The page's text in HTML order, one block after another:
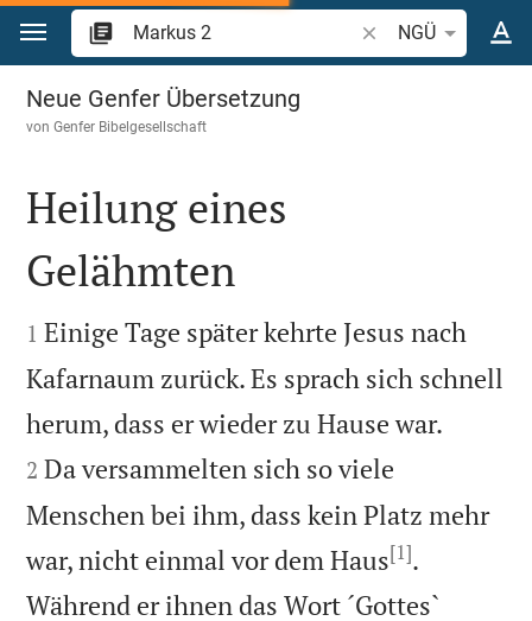
Zum Inhalt springen
Bibelstelle oder
NGÜ
Markus 2
Neue Genfer Übersetzung
vonGenfer Bibelgesellschaft

Heilung eines
Gelähmten

1 Einige Tage später kehrte Jesus nach
Kafarnaum zurück. Es sprach sich schnell
herum, dass er wieder zu Hause war.
2 Da versammelten sich so viele
Menschen bei ihm, dass kein Platz mehr
war, nicht einmal vor dem Haus[1].
Während er ihnen das Wort ´Gottes`